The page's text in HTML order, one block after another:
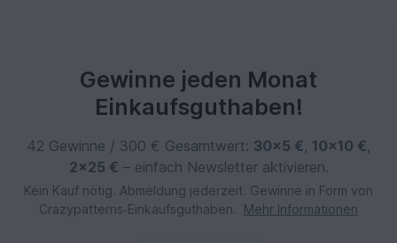
Gewinne jeden Monat
Einkaufsguthaben!
42 Gewinne / 300 € Gesamtwert: 30×5 €, 10×10 €,
2×25 € – einfach Newsletter aktivieren.
Kein Kauf nötig. Abmeldung jederzeit. Gewinne in Form von
Crazypatterns‑Einkaufsguthaben.
Mehr Informationen